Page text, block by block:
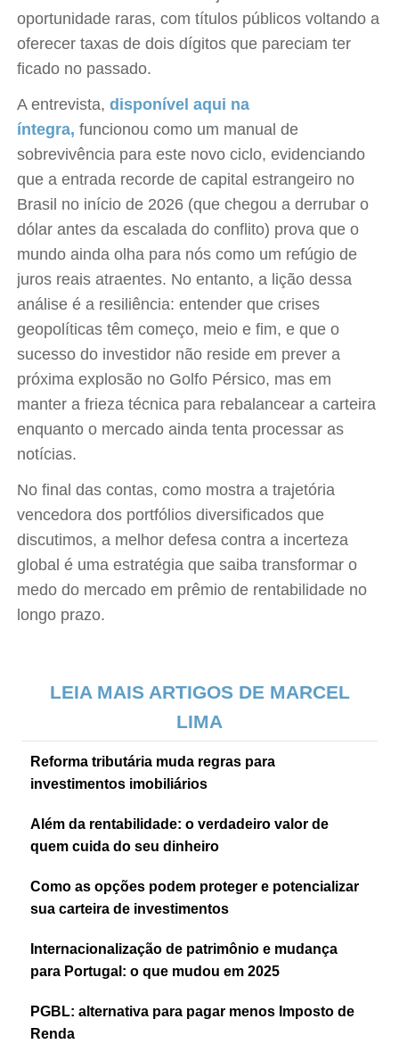
oportunidade raras, com títulos públicos voltando a
oferecer taxas de dois dígitos que pareciam ter
ficado no passado.
A entrevista,disponível aqui na
íntegra,funcionou como um manual de
sobrevivência para este novo ciclo, evidenciando
que a entrada recorde de capital estrangeiro no
Brasil no início de 2026 (que chegou a derrubar o
dólar antes da escalada do conflito) prova que o
mundo ainda olha para nós como um refúgio de
juros reais atraentes. No entanto, a lição dessa
análise é a resiliência: entender que crises
geopolíticas têm começo, meio e fim, e que o
sucesso do investidor não reside em prever a
próxima explosão no Golfo Pérsico, mas em
manter a frieza técnica para rebalancear a carteira
enquanto o mercado ainda tenta processar as
notícias.
No final das contas, como mostra a trajetória
vencedora dos portfólios diversificados que
discutimos, a melhor defesa contra a incerteza
global é uma estratégia que saiba transformar o
medo do mercado em prêmio de rentabilidade no
longo prazo.
LEIA MAIS ARTIGOS DE MARCEL
LIMA
Reforma tributária muda regras para
investimentos imobiliários
Além da rentabilidade: o verdadeiro valor de
quem cuida do seu dinheiro
Como as opções podem proteger e potencializar
sua carteira de investimentos
Internacionalização de patrimônio e mudança
para Portugal: o que mudou em 2025
PGBL: alternativa para pagar menos Imposto de
Renda